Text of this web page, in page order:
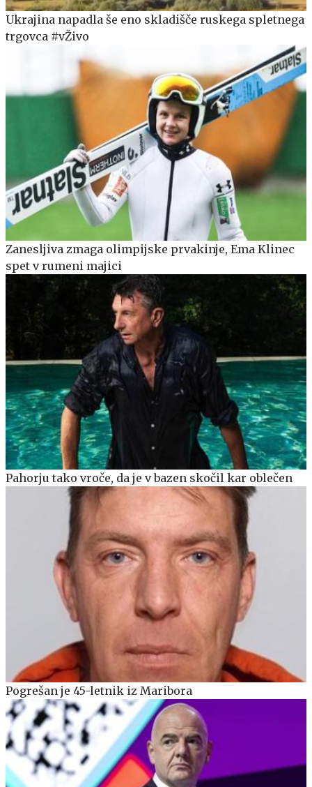
Ukrajina napadla še eno skladišče ruskega spletnega
trgovca #vŽivo
Zanesljiva zmaga olimpijske prvakinje, Ema Klinec
spet v rumeni majici
Pahorju tako vroče, da je v bazen skočil kar oblečen
Pogrešan je 45-letnik iz Maribora